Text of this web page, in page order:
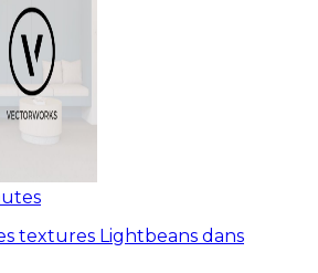
textures Lightbeans dans